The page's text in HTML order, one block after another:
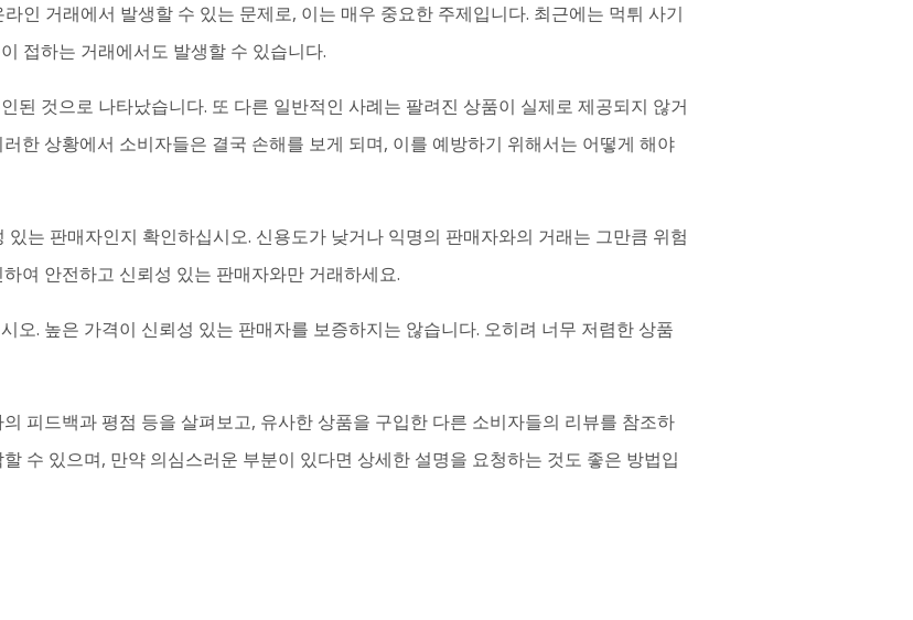
인 거래에서 발생할 수 있는 문제로, 이는 매우 중요한 주제입니다. 최근에는 먹튀 사기
접하는 거래에서도 발생할 수 있습니다.
된 것으로 나타났습니다. 또 다른 일반적인 사례는 팔려진 상품이 실제로 제공되지 않거
한 상황에서 소비자들은 결국 손해를 보게 되며, 이를 예방하기 위해서는 어떻게 해야
는 판매자인지 확인하십시오. 신용도가 낮거나 익명의 판매자와의 거래는 그만큼 위험
여 안전하고 신뢰성 있는 판매자와만 거래하세요.
오. 높은 가격이 신뢰성 있는 판매자를 보증하지는 않습니다. 오히려 너무 저렴한 상품
피드백과 평점 등을 살펴보고, 유사한 상품을 구입한 다른 소비자들의 리뷰를 참조하
수 있으며, 만약 의심스러운 부분이 있다면 상세한 설명을 요청하는 것도 좋은 방법입